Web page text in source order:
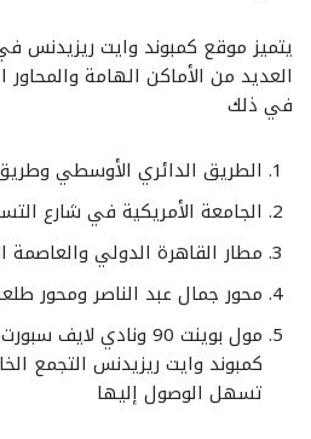
يتميز موقع كمبوند وايت ريزيدنس
العديد من الأماكن الهامة والمحاور
في ذلك
الطريق الدائري الأوسطي
الجامعة الأمريكية في شارع
مطار القاهرة الدولي والعاصمة
محور جمال عبد الناصر ومحور
مول بوينت 90 ونادي
كمبوند وايت ريزيدنس التجمع
تسهل الوصول إليها